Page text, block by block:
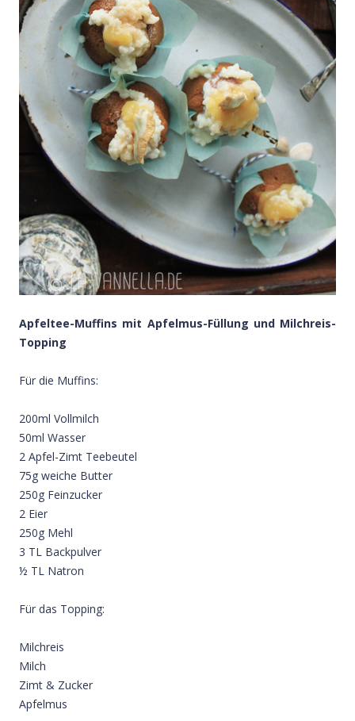
Apfeltee-Muffins mit Apfelmus-Füllung und Milchreis-
Topping
Für die Muffins:
200ml Vollmilch
50ml Wasser
2 Apfel-Zimt Teebeutel
75g weiche Butter
250g Feinzucker
2 Eier
250g Mehl
3 TL Backpulver
½ TL Natron
Für das Topping:
Milchreis
Milch
Zimt & Zucker
Apfelmus